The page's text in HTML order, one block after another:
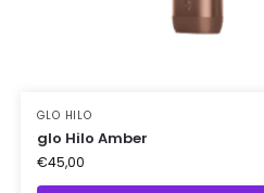
GLO HILO
glo Hilo Amber
€45,00